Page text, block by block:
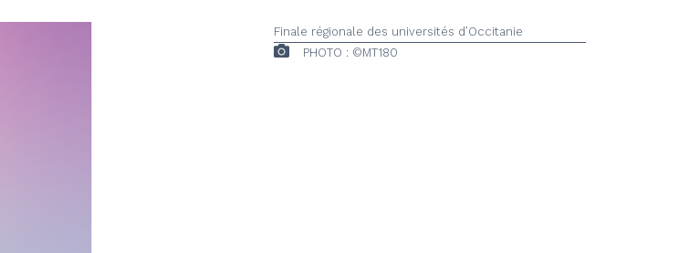
Finale régionale des universités d’Occitanie
PHOTO : ©MT180